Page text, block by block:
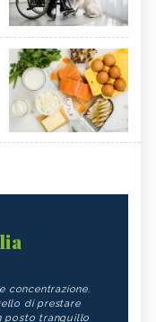
concentrazione.
di prestare
posto tranquillo